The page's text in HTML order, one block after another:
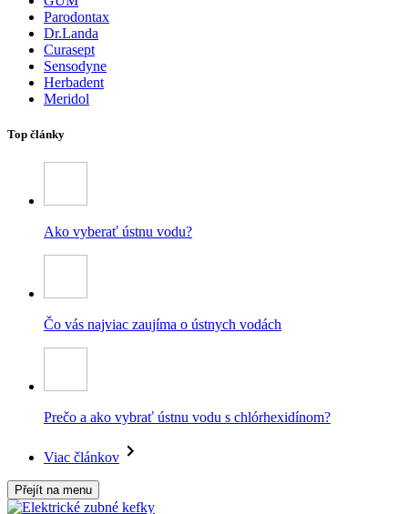
Parodontax
Dr.Landa
Curasept
Sensodyne
Herbadent
Meridol
Top články
Ako vyberať ústnu vodu?
Čo vás najviac zaujíma o ústnych vodách
Prečo a ako vybrať ústnu vodu s chlórhexidínom?
Viac článkov
Přejít na menu